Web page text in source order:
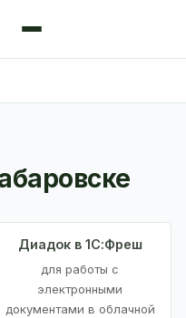
Диадок в 1С:Фреш
для работы с
электронными
документами в облачной